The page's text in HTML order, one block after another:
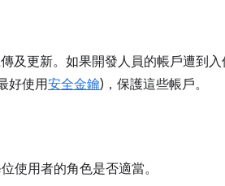
及更新。如果開發人員的帳戶遭到
好使用安全金鑰)，保護這些帳戶。
使用者的角色是否適當。